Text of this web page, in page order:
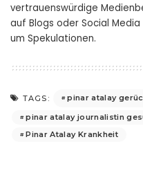
vertrauenswürdige
auf Blogs oder Social
um Spekulationen.
TAGS: pinar atalay
pinar atalay journalistin
Pinar Atalay Krankheit